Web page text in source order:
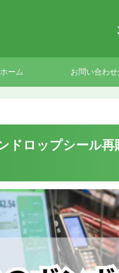
ホーム お問い合わせ
ドロップシール再